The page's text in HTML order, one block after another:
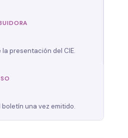
la presentación del CIE.
una vez emitido.